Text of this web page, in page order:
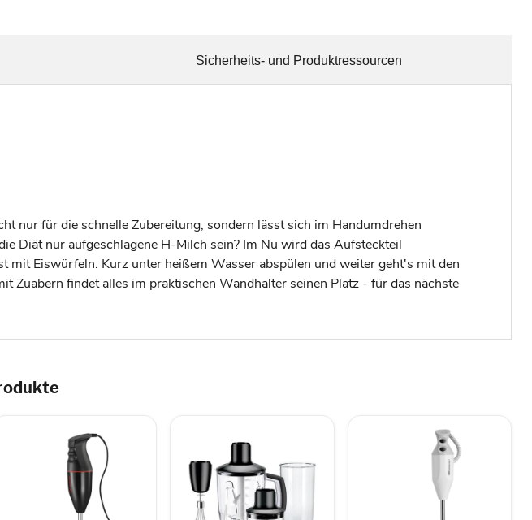
nur für die schnelle Zubereitung, sondern lässt sich im Handumdrehen
Diät nur aufgeschlagene H-Milch sein? Im Nu wird das Aufsteckteil
mit Eiswürfeln. Kurz unter heißem Wasser abspülen und weiter geht's mit den
Zuabern findet alles im praktischen Wandhalter seinen Platz - für das nächste
Sicherheits- und Produktressourcen